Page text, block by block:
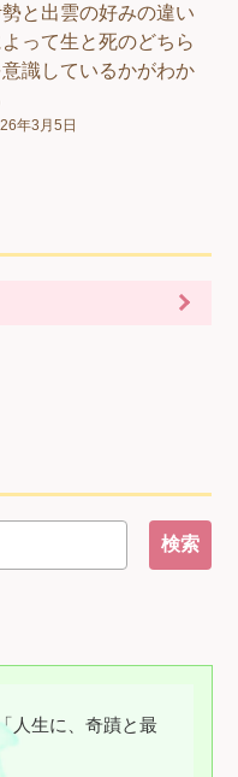
と出雲の好みの違い
って生と死のどちら
意識しているかがわか
年3月5日
人生に、奇蹟と最